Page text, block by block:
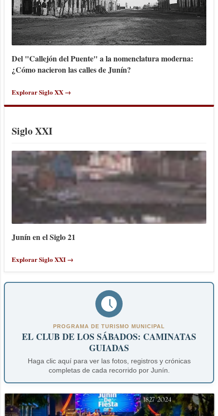
Del "Callejón del Puente" a la nomenclatura moderna:
¿Cómo nacieron las calles de Junín?
Explorar Siglo XX →
Siglo XXI
Junín en el Siglo 21
Explorar Siglo XXI →
PROGRAMA DE TURISMO MUNICIPAL
EL CLUB DE LOS SÁBADOS: CAMINATAS
GUIADAS
Haga clic aquí para ver las fotos, registros y crónicas
completas de cada recorrido por Junín.